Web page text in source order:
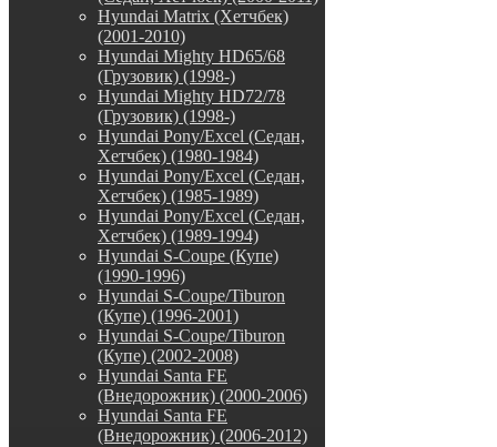
Hyundai Matrix (Хетчбек)
(2001-2010)
Hyundai Mighty HD65/68
(Грузовик) (1998-)
Hyundai Mighty HD72/78
(Грузовик) (1998-)
Hyundai Pony/Excel (Седан,
Хетчбек) (1980-1984)
Hyundai Pony/Excel (Седан,
Хетчбек) (1985-1989)
Hyundai Pony/Excel (Седан,
Хетчбек) (1989-1994)
Hyundai S-Coupe (Купе)
(1990-1996)
Hyundai S-Coupe/Tiburon
(Купе) (1996-2001)
Hyundai S-Coupe/Tiburon
(Купе) (2002-2008)
Hyundai Santa FE
(Внедорожник) (2000-2006)
Hyundai Santa FE
(Внедорожник) (2006-2012)